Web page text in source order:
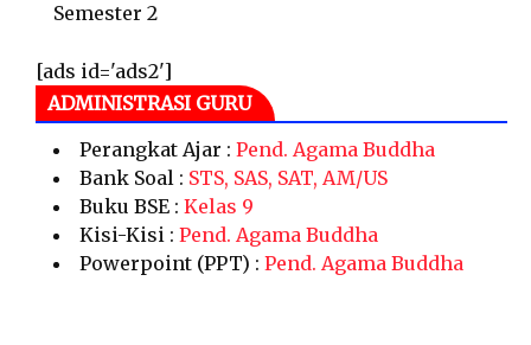
Semester 2
[ads id='ads2']
ADMINISTRASI GURU
Perangkat Ajar : Pend. Agama Buddha
Bank Soal : STS, SAS, SAT, AM/US
Buku BSE : Kelas 9
Kisi-Kisi : Pend. Agama Buddha
Powerpoint (PPT) : Pend. Agama Buddha